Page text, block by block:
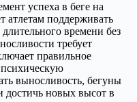
успеха в беге на
атлетам поддерживать
времени без
требует
правильное
выносливость, бегуны
достичь новых высот в